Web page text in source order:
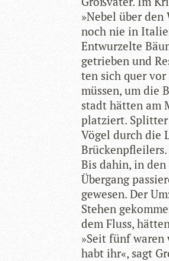
»Nebel über den
noch nie in
Ent­wur­zelte
getrie­ben und
ten sich quer
müs­sen, um die
stadt hät­ten am
plat­ziert. Split­ter
Vögel durch die
Brückenpfleilers.
Bis dahin, in
Über­gang
gewe­sen. Der
Ste­hen
dem Fluss,
»Seit fünf waren
habt ihr«, sagt